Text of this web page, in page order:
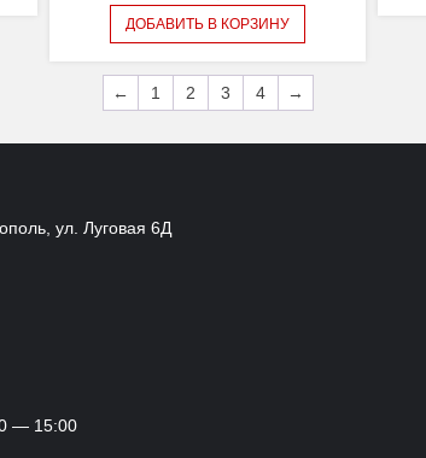
ДОБАВИТЬ В КОРЗИНУ
← 1 2 3 4 →
ул. Луговая 6Д
— 15:00